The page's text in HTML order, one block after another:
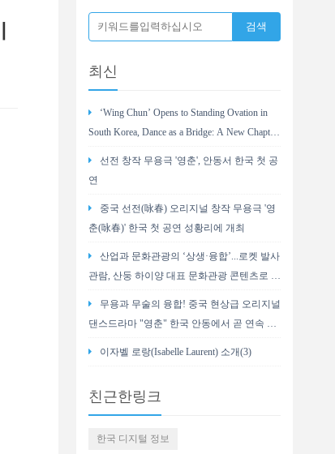
최신
‘Wing Chun’ Opens to Standing Ovation in
South Korea, Dance as a Bridge: A New Chapter
선전 창작 무용극 '영춘', 안동서 한국 첫 공
연
중국 선전(咏春) 오리지널 창작 무용극 '영
춘(咏春)' 한국 첫 공연 성황리에 개최
산업과 문화관광의 ‘상생·융합’...로켓 발사
관람, 산둥 하이양 대표 문화관광 콘텐츠로 부
무용과 무술의 융합! 중국 현상급 오리지널
댄스드라마 "영춘" 한국 안동에서 곧 연속 2
이자벨 로랑(Isabelle Laurent) 소개(3)
친근한링크
한국 디지털 정보